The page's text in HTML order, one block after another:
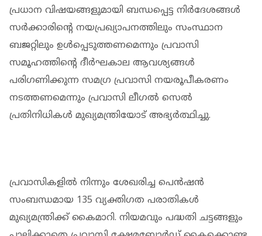
പ്രധാന വിഷയങ്ങളുമായി ബന്ധപ്പെട്ട നിർദേശങ്ങൾ
സർക്കാരിന്റെ നയപ്രഖ്യാപനത്തിലും സംസ്ഥാന
ബജറ്റിലും ഉൾപ്പെടുത്തണമെന്നും പ്രവാസി
സമൂഹത്തിന്റെ ദീർഘകാല ആവശ്യങ്ങൾ
പരിഗണിക്കുന്ന സമഗ്ര പ്രവാസി നയരൂപീകരണം
നടത്തണമെന്നും പ്രവാസി ലീഗൽ സെൽ
പ്രതിനിധികൾ മുഖ്യമന്ത്രിയോട് അഭ്യർത്ഥിച്ചു.
പ്രവാസികളിൽ നിന്നും ശേഖരിച്ച പെൻഷൻ
സംബന്ധമായ 135 വ്യക്തിഗത പരാതികൾ
മുഖ്യമന്ത്രിക്ക് കൈമാറി. നിയമവും പദ്ധതി ചട്ടങ്ങളും